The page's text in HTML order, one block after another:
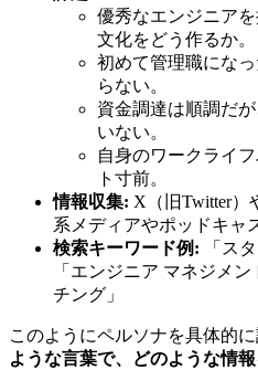
優秀なエンジニア
文化をどう作るか。
初めて管理職にな
らない。
資金調達は順調だ
いない。
自身のワークライ
ト寸前。
情報収集: X（旧Twitter）
系メディアやポッドキャ
検索キーワード例: 「ス
「エンジニア マネジメ
チング」
このようにペルソナを具体的
ような言葉で、どのような情